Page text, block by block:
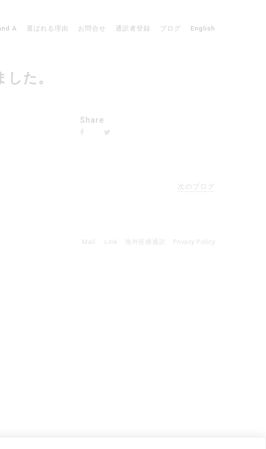
A 選ばれる理由 お問合せ 通訳者登録 ブログ English
た。
Share
次のブログ
Mail Link 海外医療通訳 Privacy Policy